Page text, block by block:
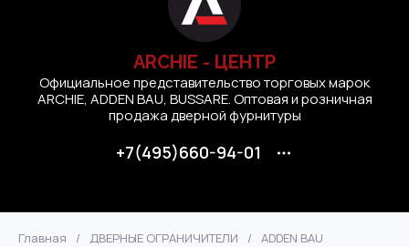
ARCHIE - ЦЕНТР
Официальное представительство торговых марок
ARCHIE, ADDEN BAU, BUSSARE. Оптовая и розничная
продажа дверной фурнитуры
+7(495)660-94-01
Главная / ДВЕРНЫЕ ОГРАНИЧИТЕЛИ / ADDEN BAU